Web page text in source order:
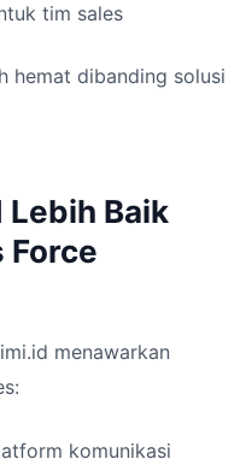
tim sales
hemat dibanding solusi
Baik
Force
menawarkan
komunikasi